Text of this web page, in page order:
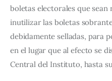
boletas electorales que sean
inutilizar las boletas
debidamente selladas, para
en el lugar que al efecto se
Central del Instituto, hasta